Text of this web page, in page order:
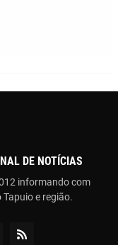
DE NOTÍCIAS
informando com
e região.